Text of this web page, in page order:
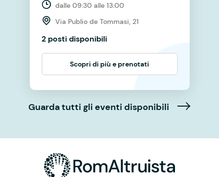
dalle 09:30 alle 13:00
Via Publio de Tommasi, 21
2 posti disponibili
Scopri di più e prenotati
Guarda tutti gli eventi disponibili